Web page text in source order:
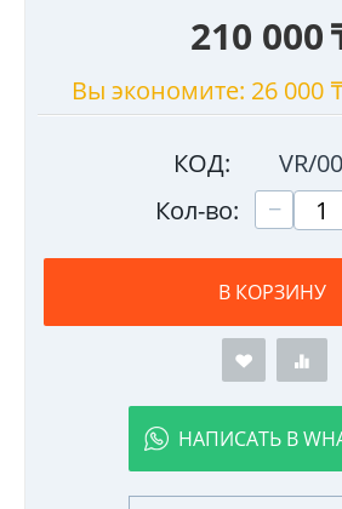
210 000
Вы экономите: 26 000
КОД:
VR/
Кол-во:
−
В КОРЗИНУ
НАПИСАТЬ В